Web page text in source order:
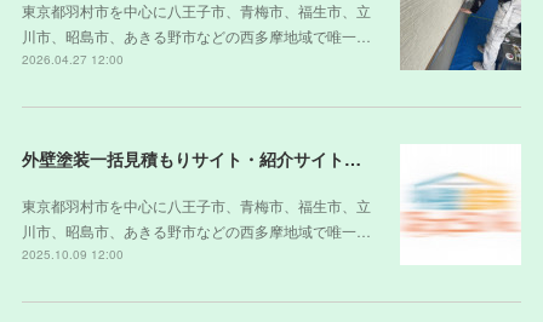
東京都羽村市を中心に八王子市、青梅市、福生市、立
川市、昭島市、あきる野市などの西多摩地域で唯一…
2026.04.27 12:00
外壁塗装一括見積もりサイト・紹介サイトの裏側
東京都羽村市を中心に八王子市、青梅市、福生市、立
川市、昭島市、あきる野市などの西多摩地域で唯一…
2025.10.09 12:00